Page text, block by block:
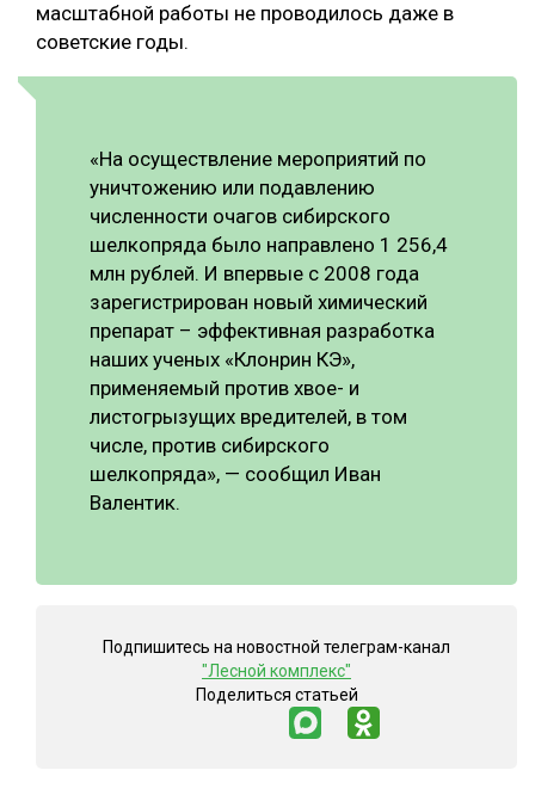
масштабной работы не проводилось даже в
советские годы.
«На осуществление мероприятий по
уничтожению или подавлению
численности очагов сибирского
шелкопряда было направлено 1 256,4
млн рублей. И впервые с 2008 года
зарегистрирован новый химический
препарат – эффективная разработка
наших ученых «Клонрин КЭ»,
применяемый против хвое- и
листогрызущих вредителей, в том
числе, против сибирского
шелкопряда», — сообщил Иван
Валентик.
Подпишитесь на новостной телеграм-канал
"Лесной комплекс"
Поделиться статьей